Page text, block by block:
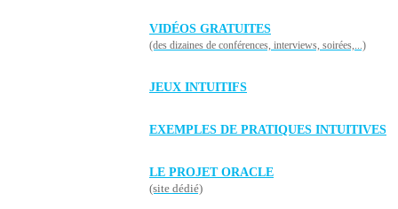
VIDÉOS GRATUITES
(des dizaines de conférences, interviews, soirées,...)
JEUX INTUITIFS
EXEMPLES DE PRATIQUES INTUITIVES
LE PROJET ORACLE
(site dédié)